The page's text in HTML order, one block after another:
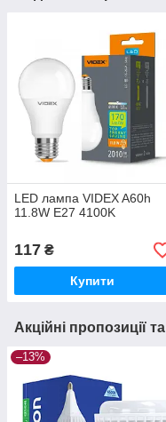
LED лампа VIDEX A60h
11.8W E27 4100K
117 ₴
Купити
Акційні пропозиції
–13%